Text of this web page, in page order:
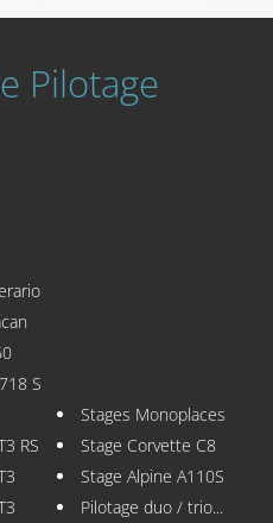
Pilotage
S
RS
Stages Monoplaces
Stage Corvette C8
Stage Alpine A110S
Pilotage duo / trio...